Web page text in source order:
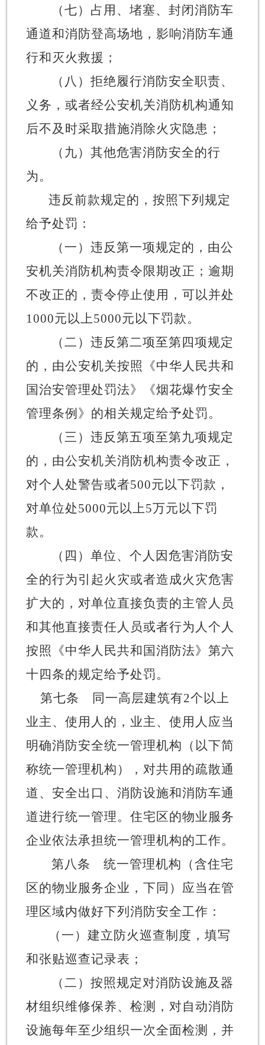
（七）占用、堵塞、封闭消防车
通道和消防登高场地，影响消防车通
行和灭火救援；
（八）拒绝履行消防安全职责、
义务，或者经公安机关消防机构通知
后不及时采取措施消除火灾隐患；
（九）其他危害消防安全的行
为。
违反前款规定的，按照下列规定
给予处罚：
（一） 违反第一项规定的，由公
安机关消防机构责令限期改正；逾期
不改正的，责令停止使用，可以并处
1000元以上5000元以下罚款。
（二） 违反第二项至第四项规定
的，由公安机关按照《中华人民共和
国治安管理处罚法》《烟花爆竹安全
管理条例》的相关规定给予处罚。
（三） 违反第五项至第九项规定
的，由公安机关消防机构责令改正，
对个人处警告或者500元以下罚款，
对单位处5000元以上5万元以下罚
款。
（四） 单位、个人因危害消防安
全的行为引起火灾或者造成火灾危害
扩大的，对单位直接负责的主管人员
和其他直接责任人员或者行为人个人
按照《中华人民共和国消防法》第六
十四条的规定给予处罚。
第七条
同一高层建筑有2个以上
业主、使用人的，业主、使用人应当
明确消防安全统一管理机构（以下简
称统一管理机构），对共用的疏散通
道、安全出口、消防设施和消防车通
道进行统一管理 。 住宅区的物业服务
企业依法承担统一管理机构的工作。
第八条
统一管理机构（含住宅
区的物业服务企业，下同）应当在管
理区域内做好下列消防安全工作：
（一）建立防火巡查制度，填写
和张贴巡查记录表 ；
（二）按照规定对消防设施及器
材组织维修保养、检测，对自动消防
设施每年至少组织一次全面检测，并